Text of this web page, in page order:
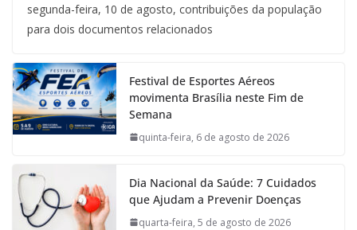
segunda-feira, 10 de agosto, contribuições da população
para dois documentos relacionados
Festival de Esportes Aéreos
movimenta Brasília neste Fim de
Semana
quinta-feira, 6 de agosto de 2026
Dia Nacional da Saúde: 7 Cuidados
que Ajudam a Prevenir Doenças
quarta-feira, 5 de agosto de 2026